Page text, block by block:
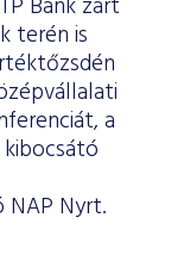
Bank zárt
terén is
a
Nyrt.